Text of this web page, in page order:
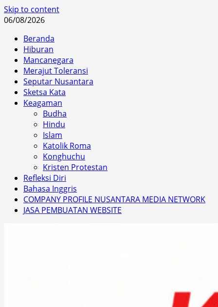
Skip to content
06/08/2026
Beranda
Hiburan
Mancanegara
Merajut Toleransi
Seputar Nusantara
Sketsa Kata
Keagaman
Budha
Hindu
Islam
Katolik Roma
Konghuchu
Kristen Protestan
Refleksi Diri
Bahasa Inggris
COMPANY PROFILE NUSANTARA MEDIA NETWORK
JASA PEMBUATAN WEBSITE